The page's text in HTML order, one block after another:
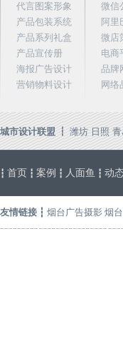
代言图案形象
产品包装系统
产品系列礼盒
产品宣传册
海报广告设计
营销物料设计
微信
阿里
微店
电商
品牌
网络
城市设计联盟 ┇ 潍坊 日照 青
┇ 首页 ┇ 案例 ┇ 人面鱼 ┇ 动
友情链接 ┇ 烟台广告摄影 烟